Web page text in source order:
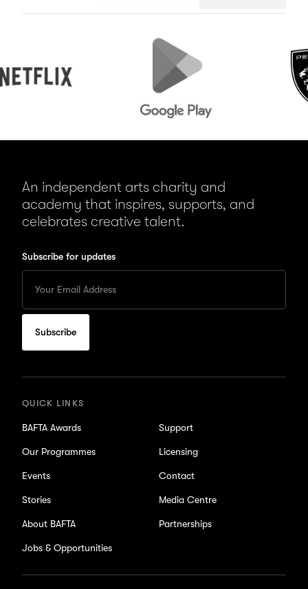
An independent arts charity and
academy that inspires, supports, and
celebrates creative talent.
Subscribe for updates
your
Email
to
subscribe
for
QUICK LINKS
BAFTA Awards
Our Programmes
Events
Stories
About BAFTA
Jobs & Opportunities
Support
Licensing
Contact
Media Centre
Partnerships